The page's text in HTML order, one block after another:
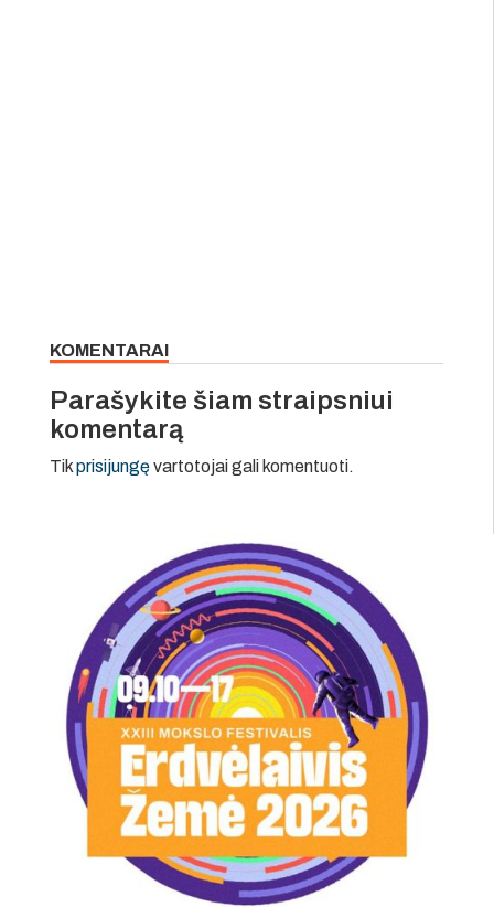
KOMENTARAI
Parašykite šiam straipsniui
komentarą
Tikprisijungęvartotojai gali komentuoti.